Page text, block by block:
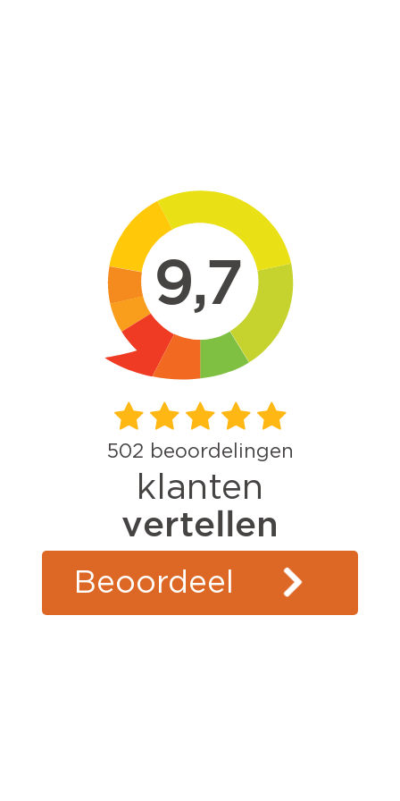
9,7
502 beoordelingen
klanten
vertellen
Beoordeel